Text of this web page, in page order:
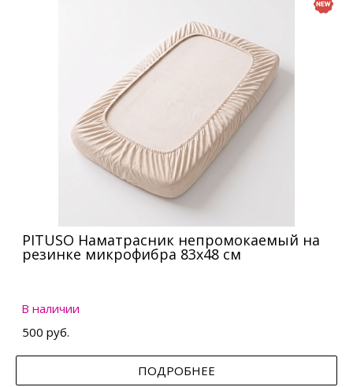
PITUSO Наматрасник непромокаемый на
резинке микрофибра 83х48 см
В наличии
500 руб.
ПОДРОБНЕЕ